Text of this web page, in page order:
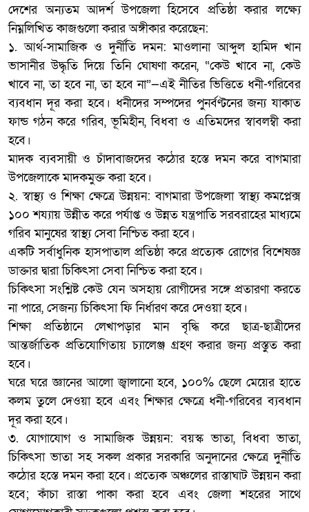
দেশের অন্যতম আদর্শ উপজেলা হিসেবে প্রতিষ্ঠা করার লক্ষ্যে
নিম্নলিখিত কাজগুলো করার অঙ্গীকার করেছেন:
​১. আর্থ-সামাজিক ও দুর্নীতি দমন: মাওলানা আব্দুল হামিদ খান
ভাসানীর উদ্ধৃতি দিয়ে তিনি ঘোষণা করেন, “কেউ খাবে না, কেউ
খাবে না, তা হবে না, তা হবে না”—এই নীতির ভিত্তিতে ধনী-গরিবের
ব্যবধান দূর করা হবে। ধনীদের সম্পদের পুনর্বণ্টনের জন্য যাকাত
ফান্ড গঠন করে গরিব, ভূমিহীন, বিধবা ও এতিমদের স্বাবলম্বী করা
হবে।
​মাদক ব্যবসায়ী ও চাঁদাবাজদের কঠোর হস্তে দমন করে বাগমারা
উপজেলাকে মাদকমুক্ত করা হবে।
​২. স্বাস্থ্য ও শিক্ষা ক্ষেত্রে উন্নয়ন: বাগমারা উপজেলা স্বাস্থ্য কমপ্লেক্স
১০০ শয্যায় উন্নীত করে পর্যাপ্ত ও উন্নত যন্ত্রপাতি সরবরাহের মাধ্যমে
গরিব মানুষের স্বাস্থ্য সেবা নিশ্চিত করা হবে।
​একটি সর্বাধুনিক হাসপাতাল প্রতিষ্ঠা করে প্রত্যেক রোগের বিশেষজ্ঞ
ডাক্তার দ্বারা চিকিৎসা সেবা নিশ্চিত করা হবে।
​চিকিৎসা সংশ্লিষ্ট কেউ যেন অসহায় রোগীদের সঙ্গে প্রতারণা করতে
না পারে, সেজন্য চিকিৎসা ফি নির্ধারণ করে দেওয়া হবে।
​শিক্ষা প্রতিষ্ঠানে লেখাপড়ার মান বৃদ্ধি করে ছাত্র-ছাত্রীদের
আন্তর্জাতিক প্রতিযোগিতায় চ্যালেঞ্জ গ্রহণ করার জন্য প্রস্তুত করা
হবে।
​ঘরে ঘরে জ্ঞানের আলো জ্বালানো হবে, ১০০% ছেলে মেয়ের হাতে
কলম তুলে দেওয়া হবে এবং শিক্ষার ক্ষেত্রে ধনী-গরিবের ব্যবধান
দূর করা হবে।
​৩. যোগাযোগ ও সামাজিক উন্নয়ন: বয়স্ক ভাতা, বিধবা ভাতা,
চিকিৎসা ভাতা সহ সকল প্রকার সরকারি অনুদানের ক্ষেত্রে দুর্নীতি
কঠোর হস্তে দমন করা হবে। ​প্রত্যেক অঞ্চলের রাস্তাঘাট উন্নয়ন করা
হবে; কাঁচা রাস্তা পাকা করা হবে এবং জেলা শহরের সাথে